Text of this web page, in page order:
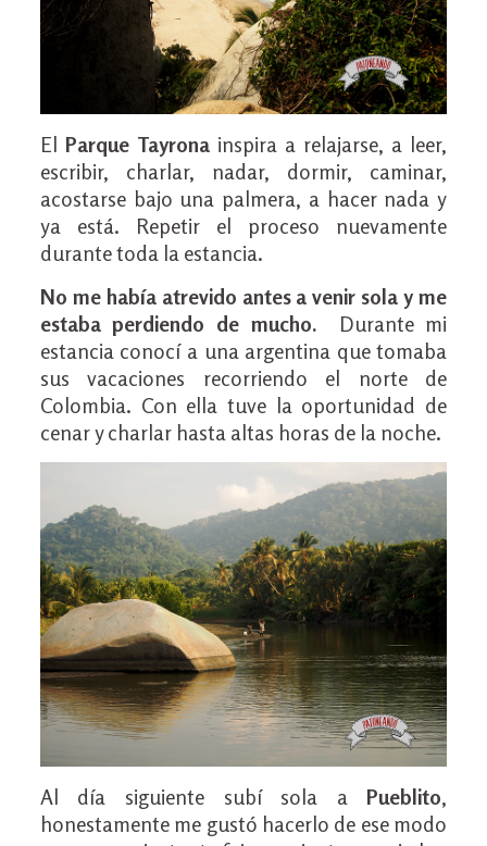
El Parque Tayronainspira a relajarse, a leer,
escribir, charlar, nadar, dormir, caminar,
acostarse bajo una palmera, a hacer nada y
ya está. Repetir el proceso nuevamente
durante toda la estancia.
No me había atrevido antes a venir sola y me
estaba perdiendo de mucho.Durante mi
estancia conocí a una argentina que tomaba
sus vacaciones recorriendo el norte de
Colombia. Con ella tuve la oportunidad de
cenar y charlar hasta altas horas de la noche.
Al día siguiente subí sola aPueblito,
honestamente me gustó hacerlo de ese modo